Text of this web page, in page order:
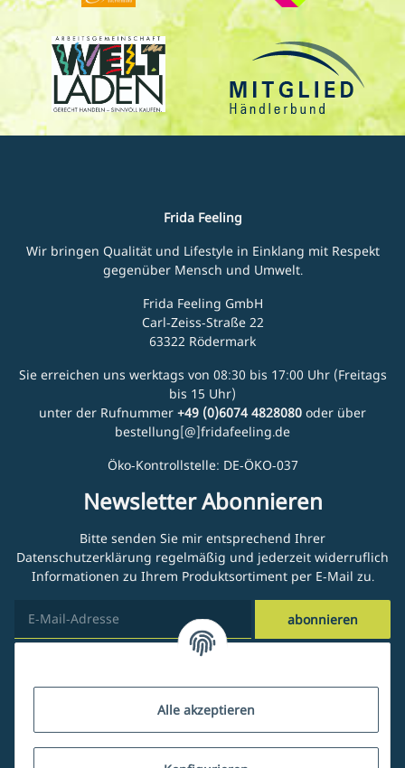
Alle akzeptieren
Frida Feeling
Wir bringen Qualität und Lifestyle in Einklang mit Respekt
gegenüber Mensch und Umwelt.
Frida Feeling GmbH
Carl-Zeiss-Straße 22
63322 Rödermark
Sie erreichen uns werktags von 08:30 bis 17:00 Uhr (Freitags
bis 15 Uhr)
unter der Rufnummer +49 (0)6074 4828080 oder über
bestellung[@]fridafeeling.de
Öko-Kontrollstelle: DE-ÖKO-037
Newsletter Abonnieren
Bitte senden Sie mir entsprechend Ihrer
Datenschutzerklärung regelmäßig und jederzeit widerruflich
Informationen zu Ihrem Produktsortiment per E-Mail zu.
abonnieren